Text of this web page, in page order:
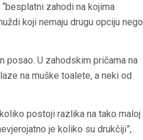
zahodi na kojima
koji nemaju drugu opciju nego
posao. U zahodskim pričama na
na muške toalete, a neki od
postoji razlika na tako maloj
je koliko su drukčiji”,